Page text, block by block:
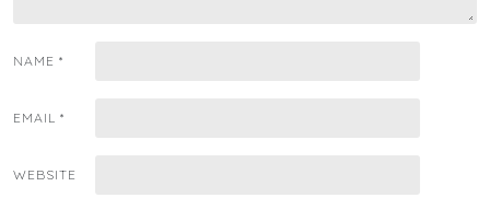
NAME *
EMAIL *
WEBSITE